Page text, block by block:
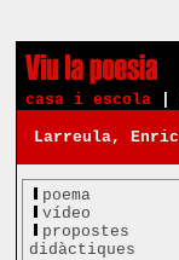
casa i escola
Larreula, Enric
poema
vídeo
propostes
didàctiques